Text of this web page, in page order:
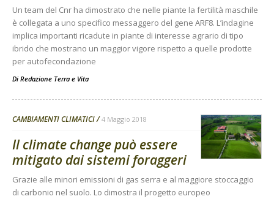
Un team del Cnr ha dimostrato che nelle piante la fertilità maschile
è collegata a uno specifico messaggero del gene ARF8. L’indagine
implica importanti ricadute in piante di interesse agrario di tipo
ibrido che mostrano un maggior vigore rispetto a quelle prodotte
per autofecondazione
Di Redazione Terra e Vita
CAMBIAMENTI CLIMATICI 4 Maggio 2018
Il climate change può essere
mitigato dai sistemi foraggeri
Grazie alle minori emissioni di gas serra e al maggiore stoccaggio
di carbonio nel suolo. Lo dimostra il progetto europeo